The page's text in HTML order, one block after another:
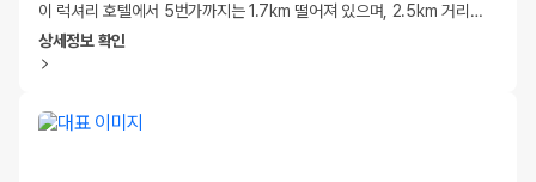
이 럭셔리 호텔에서 5번가까지는 1.7km 떨어져 있으며, 2.5km 거리 …
상세정보 확인